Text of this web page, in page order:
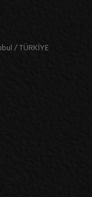
/ TÜRKİYE